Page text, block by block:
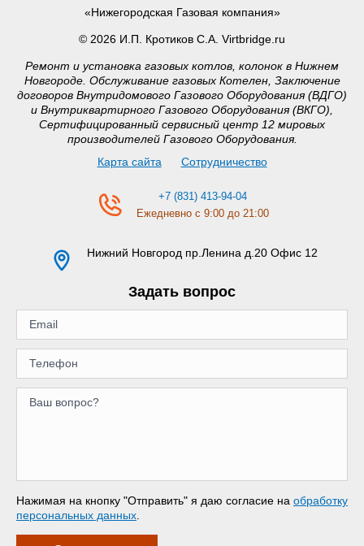
«Нижегородская Газовая компания»
© 2026 И.П. Кротиков С.А. Virtbridge.ru
Ремонт и установка газовых котлов, колонок в Нижнем
Новгороде. Обслуживание газовых Котелен, Заключение
договоров Внутридомового Газового Оборудования (ВДГО)
и Внутриквартирного Газового Оборудования (ВКГО),
Сертифицированный сервисный центр 12 мировых
производителей Газового Оборудования.
Карта сайта
Сотрудничество
+7 (831) 413-94-04
Ежедневно с 9:00 до 21:00
Нижний Новгород пр.Ленина д.20 Офис 12
Задать вопрос
Нажимая на кнопку "Отправить" я даю согласие на обработку
персональных данных